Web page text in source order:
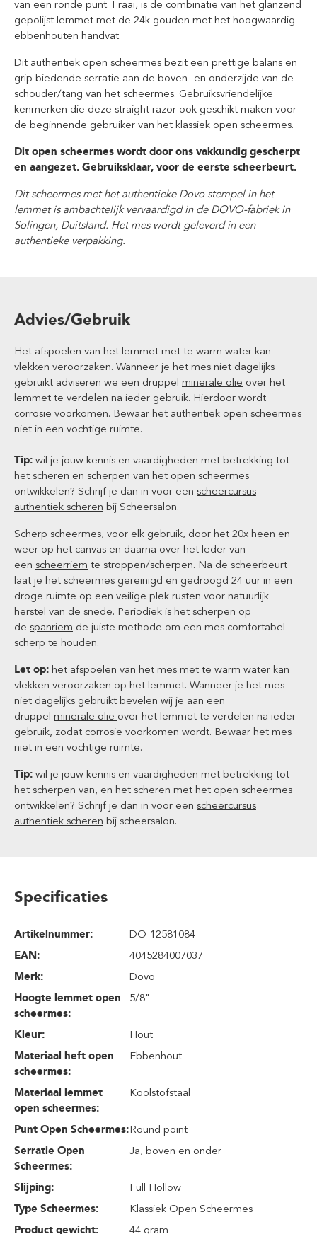
van een ronde punt. Fraai, is de combinatie van het glanzend
gepolijst lemmet met de 24k gouden met het hoogwaardig
ebbenhouten handvat.
Dit authentiek open scheermes bezit een prettige balans en
grip biedende serratie aan de boven- en onderzijde van de
schouder/tang van het scheermes. Gebruiksvriendelijke
kenmerken die deze straight razor ook geschikt maken voor
de beginnende gebruiker van het klassiek open scheermes.
Dit open scheermes wordt door ons vakkundig gescherpt
en aangezet. Gebruiksklaar, voor de eerste scheerbeurt.
Dit scheermes met het authentieke Dovo stempel in het
lemmet is ambachtelijk vervaardigd in de DOVO-fabriek in
Solingen, Duitsland. Het mes wordt geleverd in een
authentieke verpakking.
Advies/Gebruik
Het afspoelen van het lemmet met te warm water kan
vlekken veroorzaken. Wanneer je het mes niet dagelijks
gebruikt adviseren we een druppel minerale olie over het
lemmet te verdelen na ieder gebruik. Hierdoor wordt
corrosie voorkomen. Bewaar het authentiek open scheermes
niet in een vochtige ruimte.
Tip: wil je jouw kennis en vaardigheden met betrekking tot
het scheren en scherpen van het open scheermes
ontwikkelen? Schrijf je dan in voor een scheercursus
authentiek scheren bij Scheersalon.
Scherp scheermes, voor elk gebruik, door het 20x heen en
weer op het canvas en daarna over het leder van
een scheerriem te stroppen/scherpen. Na de scheerbeurt
laat je het scheermes gereinigd en gedroogd 24 uur in een
droge ruimte op een veilige plek rusten voor natuurlijk
herstel van de snede. Periodiek is het scherpen op
de spanriem de juiste methode om een mes comfortabel
scherp te houden.
Let op: het afspoelen van het mes met te warm water kan
vlekken veroorzaken op het lemmet. Wanneer je het mes
niet dagelijks gebruikt bevelen wij je aan een
druppel minerale olie over het lemmet te verdelen na ieder
gebruik, zodat corrosie voorkomen wordt. Bewaar het mes
niet in een vochtige ruimte.
Tip: wil je jouw kennis en vaardigheden met betrekking tot
het scherpen van, en het scheren met het open scheermes
ontwikkelen? Schrijf je dan in voor een scheercursus
authentiek scheren bij scheersalon.
Specificaties
Artikelnummer:
DO-12581084
EAN:
4045284007037
Merk:
Dovo
Hoogte lemmet open
scheermes:
5/8"
Kleur:
Hout
Materiaal heft open
scheermes:
Ebbenhout
Materiaal lemmet
open scheermes:
Koolstofstaal
Punt Open Scheermes:Round point
Serratie Open
Scheermes:
Ja, boven en onder
Slijping:
Full Hollow
Type Scheermes:
Klassiek Open Scheermes
Product gewicht:
44 gram